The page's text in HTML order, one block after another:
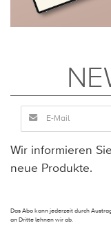
Wir informieren
neue Produkte.
Das Abo kann jederzeit durch
an Dritte lehnen wir ab.